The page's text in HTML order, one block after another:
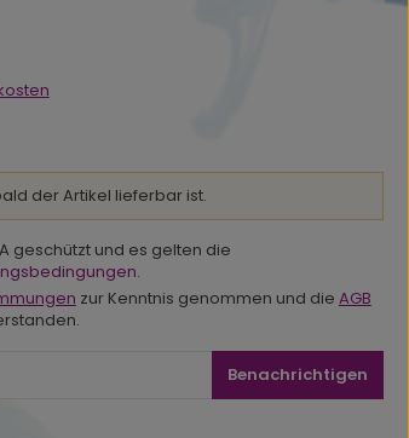
der Artikel lieferbar ist.
geschützt und es gelten die
.
zur Kenntnis genommen und die AGB
Benachrichtigen